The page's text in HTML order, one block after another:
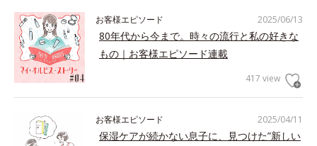
2025/06/13
お客様エピソード
80年代から今まで。時々の流行と私の好きな
もの｜お客様エピソード連載
417 view
2025/04/11
お客様エピソード
保湿ケアが続かない息子に、見つけた”新しい